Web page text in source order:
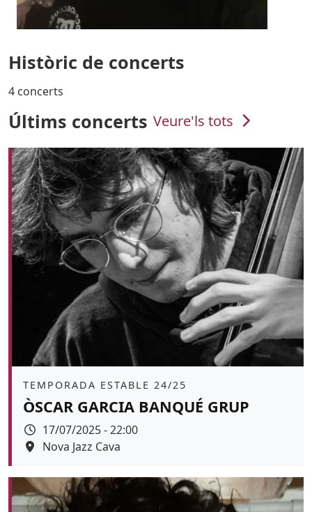
Històric de concerts
4 concerts
Últims concerts Veure'ls tots
Àmbit
TEMPORADA ESTABLE 24/25
ÒSCAR GARCIA BANQUÉ GRUP
Data
17/07/2025 - 22:00
Espai
Nova Jazz Cava